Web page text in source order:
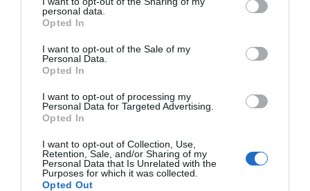
personal data.
Opted In
I want to opt-out of the Sale of my
Personal Data.
Opted In
I want to opt-out of processing my
Personal Data for Targeted Advertising.
Opted In
I want to opt-out of Collection, Use,
Retention, Sale, and/or Sharing of my
Personal Data that Is Unrelated with the
Purposes for which it was collected.
Opted Out
2Playbook Club